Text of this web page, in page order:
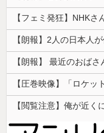
【閲覧注意】俺が近く